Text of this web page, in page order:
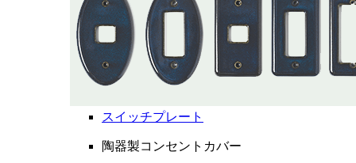
スイッチプレート
陶器製コンセントカバー